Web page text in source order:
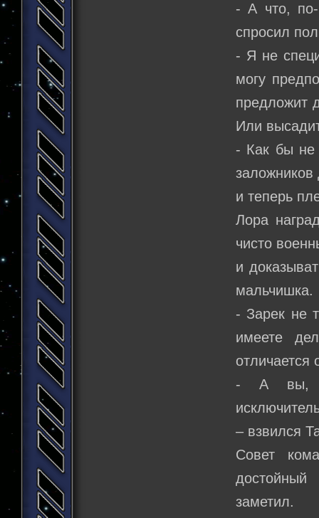
- А что, по-
спросил
- Я не
могу
предложит
Или
- Как бы не
заложников
и теперь
Лора
чисто
и
мальчишка.
- Зарек не
имеете
отличается
- А вы,
– взвился
Совет
заметил.